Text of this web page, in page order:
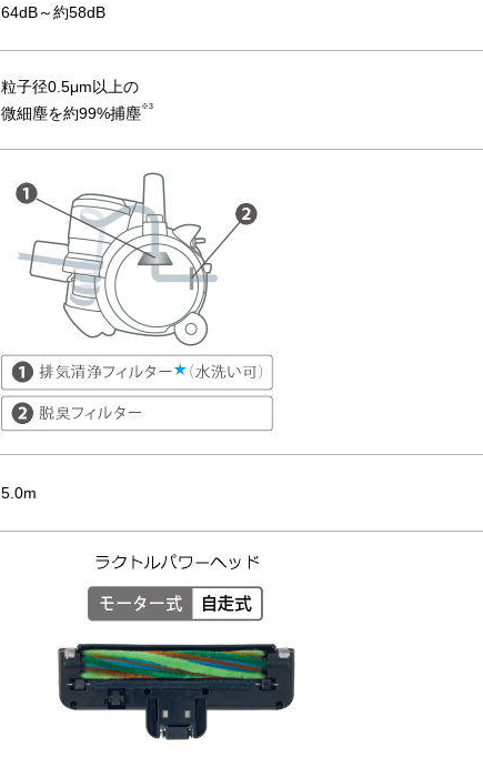
64dB～約58dB
粒子径0.5μm以上の
微細塵を約99%捕塵※3
5.0m